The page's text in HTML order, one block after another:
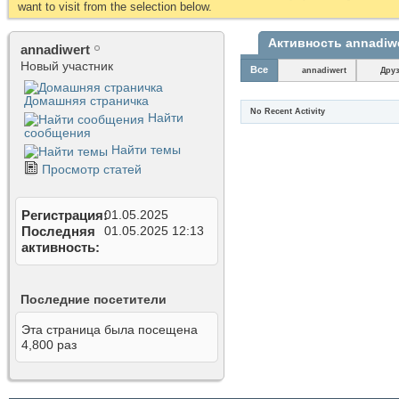
want to visit from the selection below.
annadiwert
Новый участник
Домашняя страничка
Найти
сообщения
Найти темы
Просмотр статей
Регистрация01.05.2025
Последняя
активность
01.05.2025 12:13
Последние посетители
Эта страница была посещена
4,800 раз
Активность
Все annadiwert
No Recent Activity